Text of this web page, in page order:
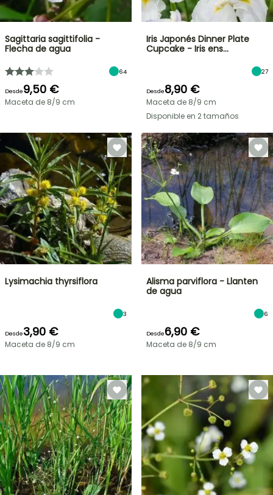
Sagittaria sagittifolia -
Flecha de agua
64
Desde9,50 €
Maceta de 8/9 cm
Iris Japonés Dinner Plate
Cupcake - Iris ens…
27
Desde8,90 €
Maceta de 8/9 cm
Disponible en 2 tamaños
Lysimachia thyrsiflora
3
Desde3,90 €
Maceta de 8/9 cm
Alisma parviflora - Llanten
de agua
6
Desde6,90 €
Maceta de 8/9 cm